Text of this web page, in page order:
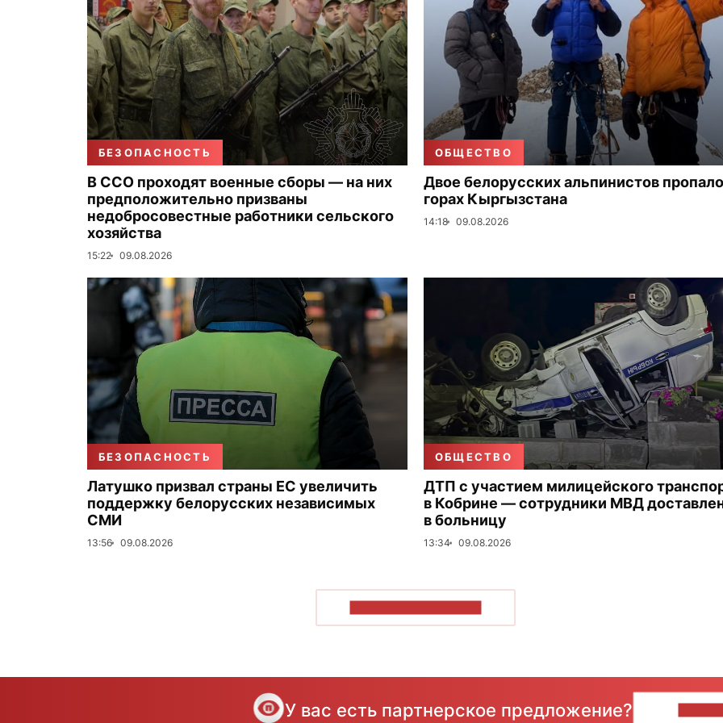
БЕЗОПАСНОСТЬ
В ССО проходят военные сборы — на них
предположительно призваны
недобросовестные работники сельского
хозяйства
15:22 09.08.2026
ОБЩЕСТВО
Двое белорусских альпинистов
горах Кыргызстана
14:18 09.08.2026
БЕЗОПАСНОСТЬ
Латушко призвал страны ЕС увеличить
поддержку белорусских независимых
СМИ
13:56 09.08.2026
ОБЩЕСТВО
ДТП с участием милицейского
в Кобрине — сотрудники МВД
в больницу
13:34 09.08.2026
У вас есть партнерское предложение?